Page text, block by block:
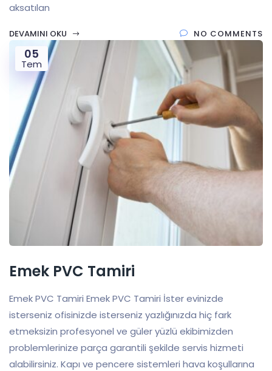
aksatılan
DEVAMINI OKU NO COMMENTS
05
Tem
Emek PVC Tamiri
Emek PVC Tamiri Emek PVC Tamiri İster evinizde
isterseniz ofisinizde isterseniz yazlığınızda hiç fark
etmeksizin profesyonel ve güler yüzlü ekibimizden
problemlerinize parça garantili şekilde servis hizmeti
alabilirsiniz. Kapı ve pencere sistemleri hava koşullarına